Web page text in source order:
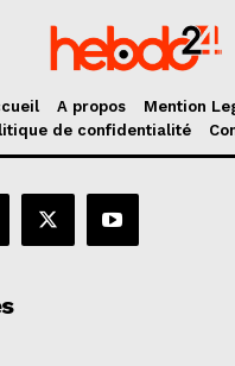
A propos
Mention
de confidentialité